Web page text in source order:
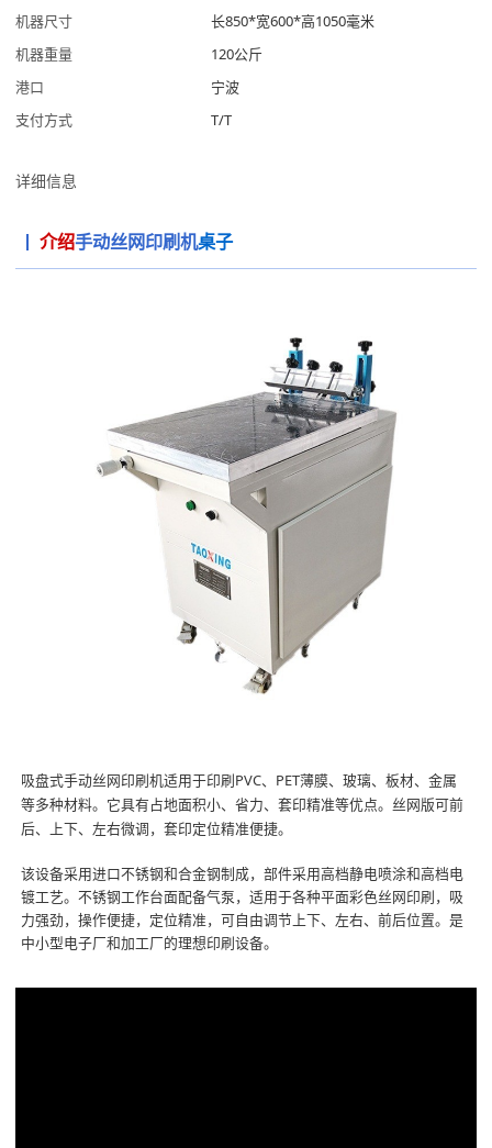
机器尺寸
长850*宽600*高1050毫米
机器重量
120公斤
港口
宁波
支付方式
T/T
详细信息
介绍手动丝网印刷机桌子
吸盘式手动丝网印刷机适用于印刷PVC、PET薄膜、玻璃、板材、金属
等多种材料。它具有占地面积小、省力、套印精准等优点。丝网版可前
后、上下、左右微调，套印定位精准便捷。
该设备采用进口不锈钢和合金钢制成，部件采用高档静电喷涂和高档电
镀工艺。不锈钢工作台面配备气泵，适用于各种平面彩色丝网印刷，吸
力强劲，操作便捷，定位精准，可自由调节上下、左右、前后位置。是
中小型电子厂和加工厂的理想印刷设备。